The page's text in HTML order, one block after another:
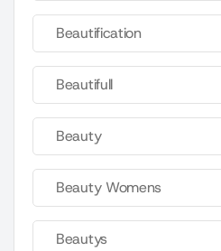
Beautification
Beautifull
Beauty
Beauty Womens
Beautys